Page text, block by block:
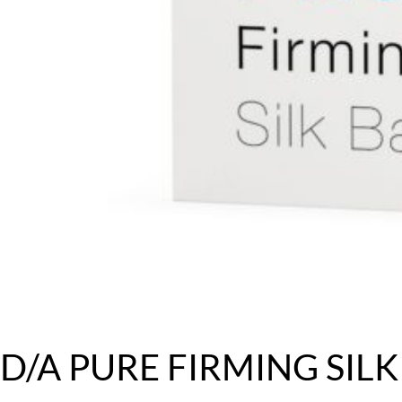
D/A PURE FIRMING